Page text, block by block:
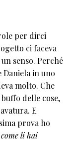
per dirci
ci faceva
senso. Perché
in uno
molto. Che
delle cose,
E
prova ho
come li hai